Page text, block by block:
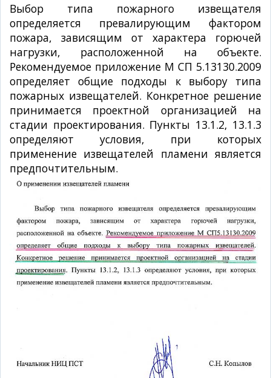
Выбор типа пожарного извещателя
определяется превалирующим фактором
пожара, зависящим от характера горючей
нагрузки, расположенной на объекте.
Рекомендуемое приложение М СП 5.13130.2009
определяет общие подходы к выбору типа
пожарных извещателей. Конкретное решение
принимается проектной организацией на
стадии проектирования. Пункты 13.1.2, 13.1.3
определяют условия, при которых
применение извещателей пламени является
предпочтительным.